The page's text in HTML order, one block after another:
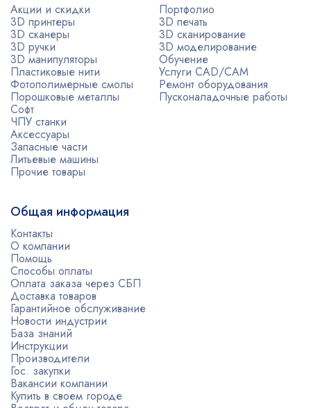
Акции и скидки
3D принтеры
3D сканеры
3D ручки
3D манипуляторы
Пластиковые нити
Фотополимерные смолы
Порошковые металлы
Софт
ЧПУ станки
Аксессуары
Запасные части
Литьевые машины
Прочие товары
Портфолио
3D печать
3D сканирование
3D моделирование
Обучение
Услуги CAD/CAM
Ремонт оборудования
Пусконаладочные работы
Общая информация
Контакты
О компании
Помощь
Способы оплаты
Оплата заказа через СБП
Доставка товаров
Гарантийное обслуживание
Новости индустрии
База знаний
Инструкции
Производители
Гос. закупки
Вакансии компании
Купить в своем городе